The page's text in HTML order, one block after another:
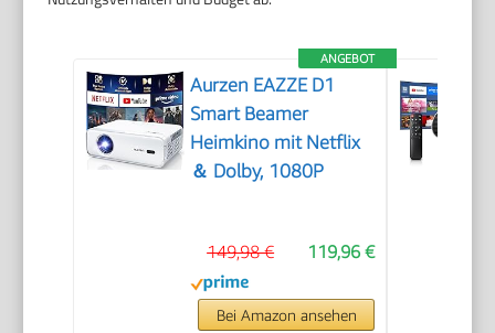
ANGEBOT
Aurzen EAZZE D1
Smart Beamer
Heimkino mit Netflix
＆ Dolby, 1080P
119,96 €
149,98 €
Bei Amazon ansehen